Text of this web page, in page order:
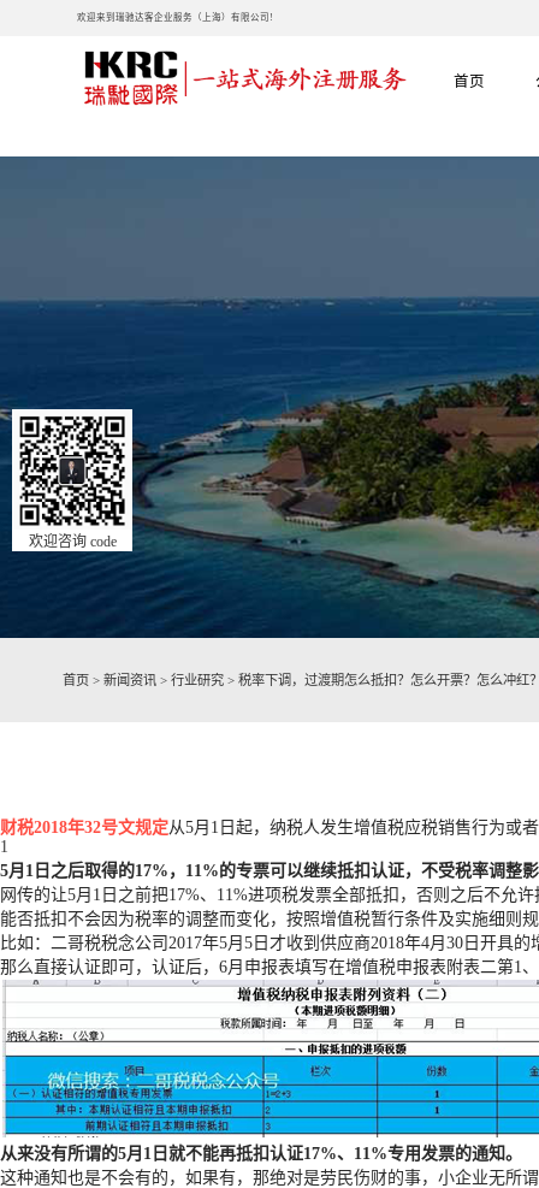
欢迎来到瑞驰达客企业服务（上海）有限公司!
首页
首页 > 新闻资讯 > 行业研究 > 税率下调，过渡期怎么抵扣？怎么开票？怎么冲红
财税2018年32号文规定从5月1日起，纳税人发生增值税应税销售行为或
1
5月 1 日之后取得的17% ， 11%的专票可以继续抵扣认证，不受税率调整
网传的让5月1日之前把17%、11%进项税发票全部抵扣，否则之后不允许
能否抵扣不会因为税率的调整而变化，按照增值税暂行条件及实施细
比如：二哥税税念公司2017年5月5日才收到供应商2018年4月30日开具
那么直接认证即可，认证后，6月申报表填写在增值税申报表附表二第1
从来没有所谓的5月 1 日就不能再抵扣认证17%、 11%专用发票的通知。
这种通知也是不会有的，如果有，那绝对是劳民伤财的事，小企业无
欢迎咨询 code